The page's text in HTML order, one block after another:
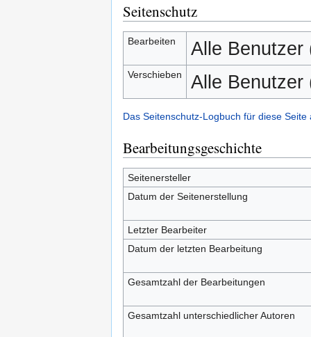
Seitenschutz
Bearbeiten Alle Benutzer
Verschieben Alle Benutzer
Das Seitenschutz-Logbuch für diese Seite
Bearbeitungsgeschichte
Seitenersteller
Datum der Seitenerstellung
Letzter Bearbeiter
Datum der letzten Bearbeitung
Gesamtzahl der Bearbeitungen
Gesamtzahl unterschiedlicher Autoren